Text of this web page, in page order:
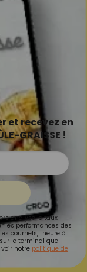
et recevez en
GRAISSE !
analyse le taux
les performances des
courriels, l'heure à
le terminal que
notre politique de